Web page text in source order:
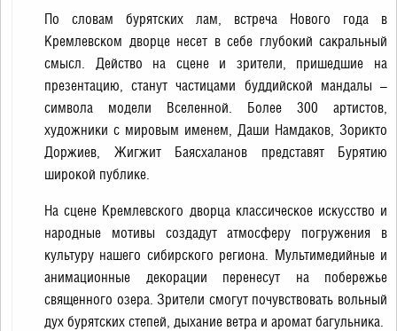
По словам бурятских лам, встреча Нового года в
Кремлевском дворце несет в себе глубокий сакральный
смысл. Действо на сцене и зрители, пришедшие на
презентацию, станут частицами буддийской мандалы –
символа модели Вселенной. Более 300 артистов,
художники с мировым именем, Даши Намдаков, Зорикто
Доржиев, Жигжит Баясхаланов представят Бурятию
широкой публике.
На сцене Кремлевского дворца классическое искусство и
народные мотивы создадут атмосферу погружения в
культуру нашего сибирского региона. Мультимедийные и
анимационные декорации перенесут на побережье
священного озера. Зрители смогут почувствовать вольный
дух бурятских степей, дыхание ветра и аромат багульника.